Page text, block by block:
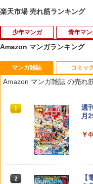
楽天市場 売れ筋ランキング
少年マンガ
逆
2枚
￥
￥
青年マン
機
デ
￥
隣
【
理
カ
Amazon マンガランキング
マンガ雑誌
Amazon マンガ雑誌 の売れ
1
週
月
￥
2
コミッ